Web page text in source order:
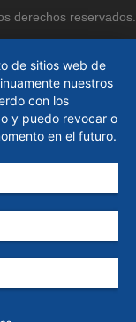
derechos reservados.
de sitios web de
nuestros
con los
y puedo revocar o
en el futuro.